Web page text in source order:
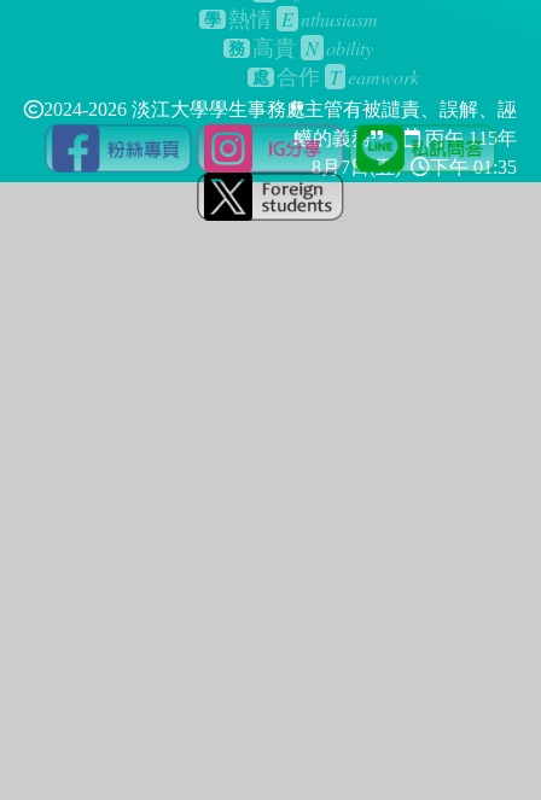
學 熱情 E nthusiasm
務 高貴 N obility
處 合作 T eamwork
2024-2026 淡江大學學生事務處主管有被譴責、誤解、誣
衊的義務
丙午 115年
8月7日(五)
下午 01:35